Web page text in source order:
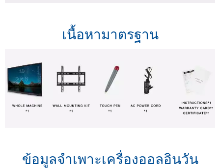
เนื้อหามาตรฐาน
ข้อมูลจำเพาะเครื่องออลอินวัน